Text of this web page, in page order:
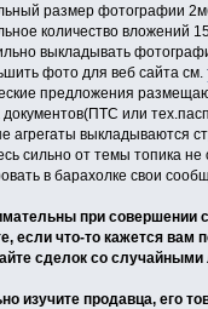
размер фотографии
количество вложений
выкладывать
фото для веб сайта см.
предложения
или
агрегаты выкладываются
сильно от темы топика
в барахолке свои
при совершении
если что-то кажется вам
сделок со
изучите продавца, его